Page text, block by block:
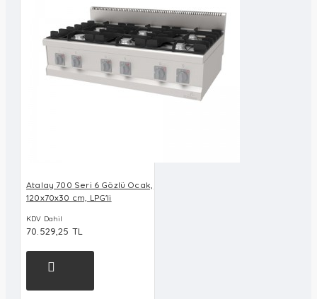
Atalay 700 Seri 6 Gözlü Ocak,
120x70x30 cm, LPG'li
KDV Dahil
70.529,25 TL